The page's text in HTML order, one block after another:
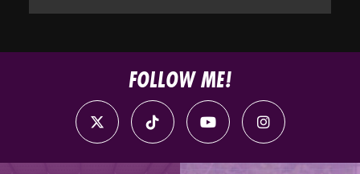
FOLLOW ME!